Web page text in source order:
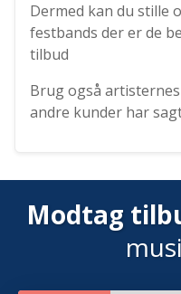
Dermed kan du stille
festbands der er de
tilbud
Brug også
andre kunder har
Modtag